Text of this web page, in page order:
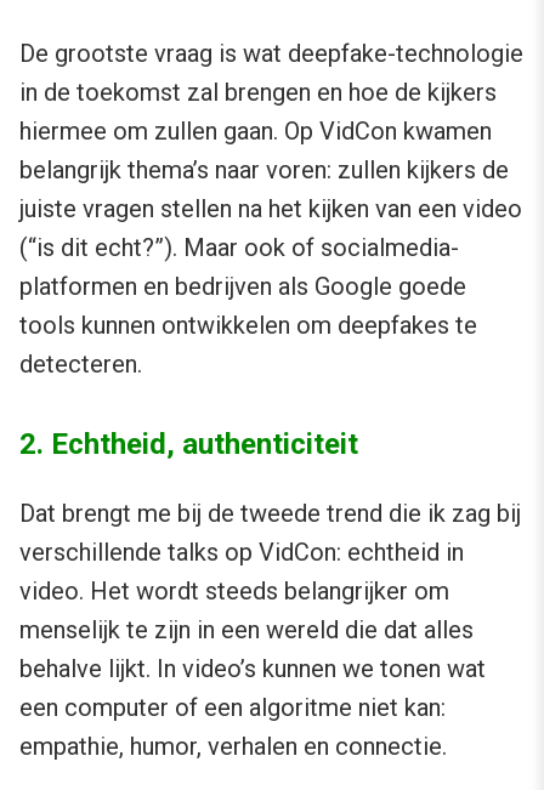
De grootste vraag is wat deepfake-technologie
in de toekomst zal brengen en hoe de kijkers
hiermee om zullen gaan. Op VidCon kwamen
belangrijk thema’s naar voren: zullen kijkers de
juiste vragen stellen na het kijken van een video
(“is dit echt?”). Maar ook of socialmedia-
platformen en bedrijven als Google goede
tools kunnen ontwikkelen om deepfakes te
detecteren.
2. Echtheid, authenticiteit
Dat brengt me bij de tweede trend die ik zag bij
verschillende talks op VidCon: echtheid in
video. Het wordt steeds belangrijker om
menselijk te zijn in een wereld die dat alles
behalve lijkt. In video’s kunnen we tonen wat
een computer of een algoritme niet kan:
empathie, humor, verhalen en connectie.